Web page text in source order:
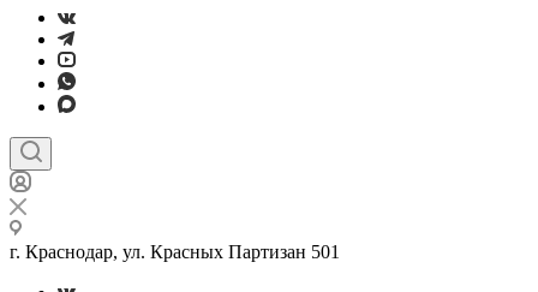
г. Краснодар, ул. Красных Партизан 501